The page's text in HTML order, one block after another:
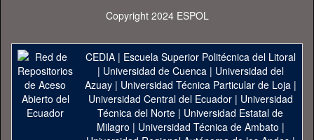
Copyright 2024 ESPOL
CEDIA| Escuela Superior Politécnica del Litoral
| Universidad de Cuenca| Universidad del
Azuay| Universidad Técnica Particular de Loja|
Universidad Central del Ecuador| Universidad
Técnica del Norte | Universidad Estatal de
Milagro | Universidad Técnica de Ambato |